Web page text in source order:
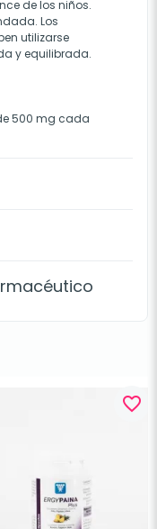
de los niños.
Los
utilizarse
y equilibrada.
500 mg cada
favorite_border